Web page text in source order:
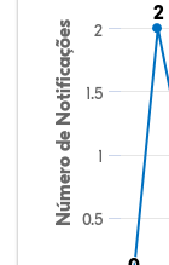
Número de Notificações
2
2
0.5
1
1.5
2